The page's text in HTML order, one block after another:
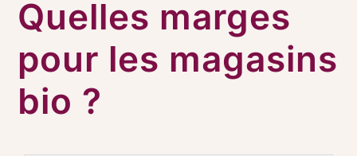
Quelles marges
pour les magasins
bio ?